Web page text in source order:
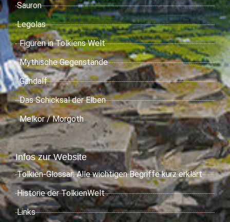
Sauron
Legolas
Figuren in Tolkiens Welt
Mythische Gegenstände
Gandalf
Das Schicksal der Elben
Melkor / Morgoth
Infos zur Website
Tolkien-Glossar: Alle wichtigen Begriffe kurz erklärt
Historie der TolkienWelt
Links